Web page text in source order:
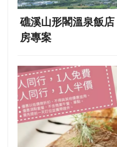
礁溪山形閣溫泉飯
房專案